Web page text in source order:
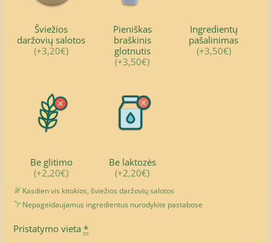
Šviežios
daržovių salotos
(+3,20€)
Pieniškas
braškinis
glotnutis
(+3,50€)
Ingredientų
pašalinimas
(+3,50€)
Be glitimo
(+2,20€)
Be laktozės
(+2,20€)
Kasdien vis kitokios, šviežios daržovių salotos
Nepageidaujamus ingredientus nurodykite pastabose
Pristatymo vieta *